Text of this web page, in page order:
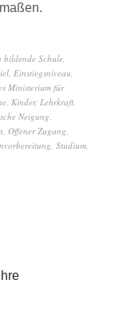
bildende Schule,
, Einstiegsniveau,
Ministerium für
, Kinder, Lehrkraft,
Neigung,
, Offener Zugang,
, Studium,